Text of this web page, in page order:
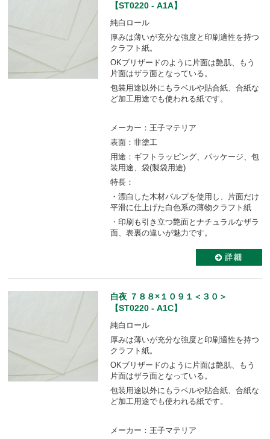
【ST0220 - A1A】
純白ロール
厚みは薄いが充分な強度と印刷適性を持つ
クラフト紙。
OKブリザードのように片面は艶肌、もう
片面はザラ面となっている。
包装用途以外にもラベルや貼合紙、合紙な
ど加工用途でも使われる紙です。
メーカー：王子マテリア
表面：非塗工
用途：ギフトラッピング、パッケージ、包
装用途、袋(製袋用途)
特長：
・漂白した木材パルプを使用し、片面だけ
平滑に仕上げた白色系の薄物クラフト紙
・印刷も引き立つ艶面とナチュラルなザラ
面、表裏の違いが魅力です。
白夜 ７８８×１０９１＜３０＞
【ST0220 - A1C】
純白ロール
厚みは薄いが充分な強度と印刷適性を持つ
クラフト紙。
OKブリザードのように片面は艶肌、もう
片面はザラ面となっている。
包装用途以外にもラベルや貼合紙、合紙な
ど加工用途でも使われる紙です。
メーカー：王子マテリア